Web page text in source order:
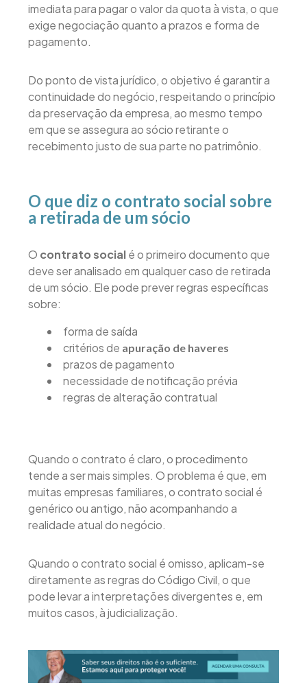
imediata para pagar o valor da quota à vista, o que
exige negociação quanto a prazos e forma de
pagamento.
Do ponto de vista jurídico, o objetivo é garantir a
continuidade do negócio, respeitando o princípio
da preservação da empresa, ao mesmo tempo
em que se assegura ao sócio retirante o
recebimento justo de sua parte no patrimônio.
O que diz o contrato social sobre
a retirada de um sócio
O contrato socialé o primeiro documento que
deve ser analisado em qualquer caso de retirada
de um sócio. Ele pode prever regras específicas
sobre:
forma de saída
critérios de apuração de haveres
prazos de pagamento
necessidade de notificação prévia
regras de alteração contratual
Quando o contrato é claro, o procedimento
tende a ser mais simples. O problema é que, em
muitas empresas familiares, o contrato social é
genérico ou antigo, não acompanhando a
realidade atual do negócio.
Quando o contrato social é omisso, aplicam-se
diretamente as regras do Código Civil, o que
pode levar a interpretações divergentes e, em
muitos casos, à judicialização.